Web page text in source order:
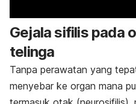
Gejala sifilis pada
telinga
Tanpa perawatan yang
menyebar ke organ mana